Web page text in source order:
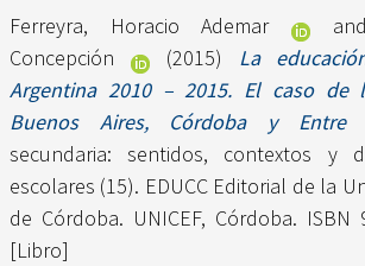
Ferreyra, Horacio Ademar
Concepción
(2015) La
Argentina 2010 – 2015. El caso de
Buenos Aires, Córdoba y Entre
secundaria: sentidos, contextos y
escolares (15). EDUCC Editorial de la
de Córdoba. UNICEF, Córdoba. ISBN
[Libro]